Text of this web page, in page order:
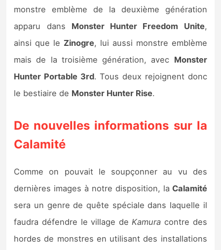
monstre emblème de la deuxième génération
apparu dans Monster Hunter Freedom Unite,
ainsi que le Zinogre, lui aussi monstre emblème
mais de la troisième génération, avec Monster
Hunter Portable 3rd. Tous deux rejoignent donc
le bestiaire de Monster Hunter Rise.
De nouvelles informations sur la
Calamité
Comme on pouvait le soupçonner au vu des
dernières images à notre disposition, la Calamité
sera un genre de quête spéciale dans laquelle il
faudra défendre le village deKamura contre des
hordes de monstres en utilisant des installations